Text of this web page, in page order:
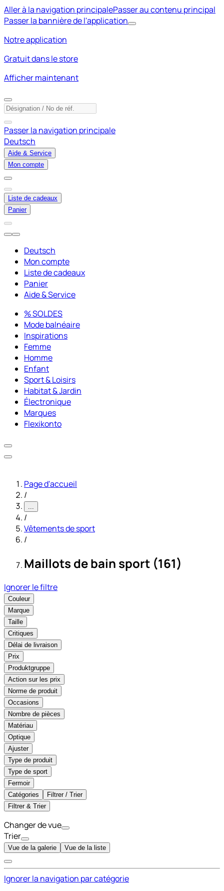
Aller à la navigation principalePasser au contenu principal
Passer la bannière de l'application
Notre application
Gratuit dans le store
Afficher maintenant
Passer la navigation principale
Deutsch
Aide & Service
Mon compte
Liste de cadeaux
Panier
Deutsch
Mon compte
Liste de cadeaux
Panier
Aide & Service
% SOLDES
Mode balnéaire
Inspirations
Femme
Homme
Enfant
Sport & Loisirs
Habitat & Jardin
Électronique
Marques
Flexikonto
Page d'accueil
/
...
/
Vêtements de sport
/
Maillots de bain sport (161)
Ignorer le filtre
Couleur
Marque
Taille
Critiques
Délai de livraison
Prix
Produktgruppe
Action sur les prix
Norme de produit
Occasions
Nombre de pièces
Matériau
Optique
Ajuster
Type de produit
Type de sport
Fermoir
Catégories
Filtrer / Trier
Filtrer & Trier
Changer de vue
Trier
Vue de la galerie Vue de la liste
Ignorer la navigation par catégorie